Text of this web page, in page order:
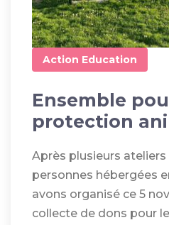
Action Education
Ensemble
protection
Après plusieurs
personnes hébergées
avons organisé ce 5
collecte de dons pour